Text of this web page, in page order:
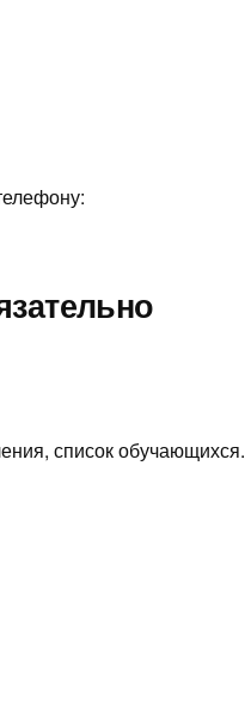
список обучающихся.